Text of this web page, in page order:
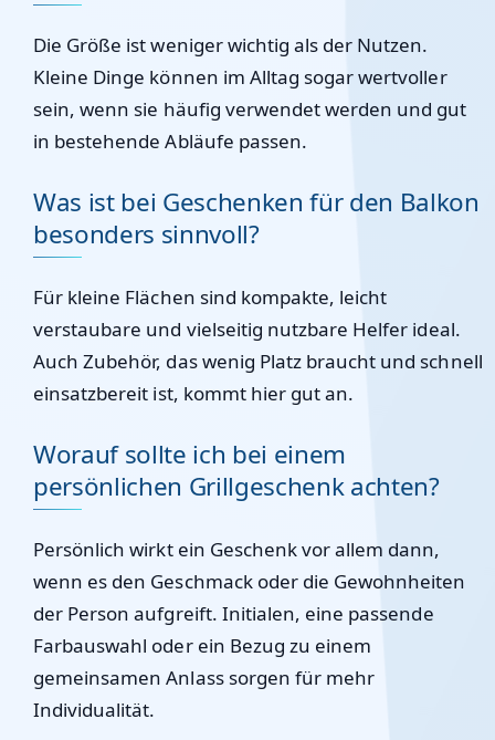
Die Größe ist weniger wichtig als der Nutzen.
Kleine Dinge können im Alltag sogar wertvoller
sein, wenn sie häufig verwendet werden und gut
in bestehende Abläufe passen.
Was ist bei Geschenken für den Balkon
besonders sinnvoll?
Für kleine Flächen sind kompakte, leicht
verstaubare und vielseitig nutzbare Helfer ideal.
Auch Zubehör, das wenig Platz braucht und schnell
einsatzbereit ist, kommt hier gut an.
Worauf sollte ich bei einem
persönlichen Grillgeschenk achten?
Persönlich wirkt ein Geschenk vor allem dann,
wenn es den Geschmack oder die Gewohnheiten
der Person aufgreift. Initialen, eine passende
Farbauswahl oder ein Bezug zu einem
gemeinsamen Anlass sorgen für mehr
Individualität.